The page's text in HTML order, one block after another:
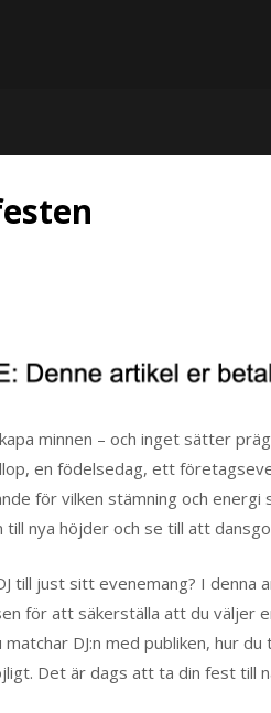
minnen – och inget sätter
en födelsedag, ett
för vilken stämning och
till nya höjder och se till att
till just sitt evenemang? I denna
för att säkerställa att du väljer
DJ:n med publiken, hur
Det är dags att ta din fest till